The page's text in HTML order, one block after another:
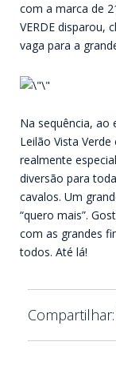
com a marca de
VERDE disparou,
vaga para a
Na sequência, ao
Leilão Vista
realmente
diversão para
cavalos. Um
“quero mais”.
com as grandes
todos. Até lá!
Compartilhar: